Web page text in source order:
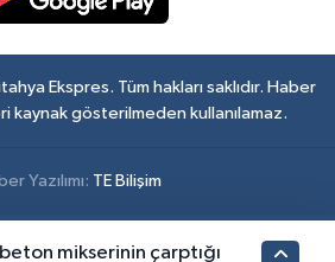
Ekspres. Tüm hakları saklıdır. Haber
kaynak gösterilmeden kullanılamaz.
Yazılımı: TE Bilişim
mikserinin çarptığı